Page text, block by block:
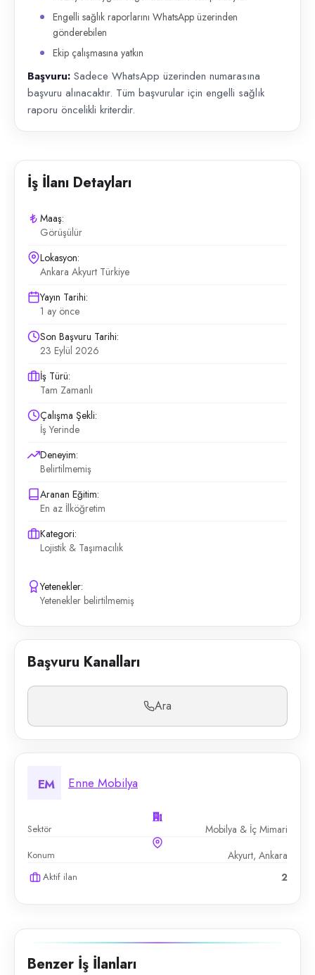
Engelli sağlık raporlarını WhatsApp üzerinden
gönderebilen
Ekip çalışmasına yatkın
Başvuru: Sadece WhatsApp üzerinden numarasına
başvuru alınacaktır. Tüm başvurular için engelli sağlık
raporu öncelikli kriterdir.
İş İlanı Detayları
Maaş:
Görüşülür
Lokasyon:
Ankara Akyurt Türkiye
Yayın Tarihi:
1 ay önce
Son Başvuru Tarihi:
23 Eylül 2026
İş Türü:
Tam Zamanlı
Çalışma Şekli:
İş Yerinde
Deneyim:
Belirtilmemiş
Aranan Eğitim:
En az İlköğretim
Kategori:
Lojistik & Taşımacılık
Yetenekler:
Yetenekler belirtilmemiş
Başvuru Kanalları
Ara
EM Enne Mobilya
Sektör Mobilya & İç Mimari
Konum Akyurt, Ankara
Aktif ilan 2
Benzer İş İlanları